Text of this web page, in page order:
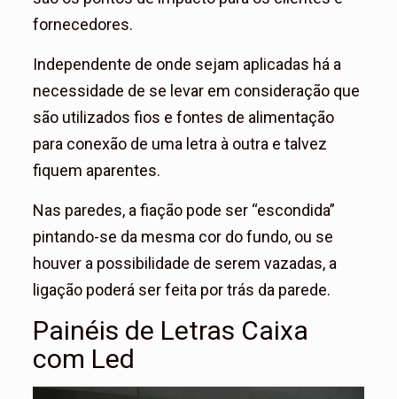
fornecedores.
Independente de onde sejam aplicadas há a
necessidade de se levar em consideração que
são utilizados fios e fontes de alimentação
para conexão de uma letra à outra e talvez
fiquem aparentes.
Nas paredes, a fiação pode ser “escondida”
pintando-se da mesma cor do fundo, ou se
houver a possibilidade de serem vazadas, a
ligação poderá ser feita por trás da parede.
Painéis de Letras Caixa
com Led